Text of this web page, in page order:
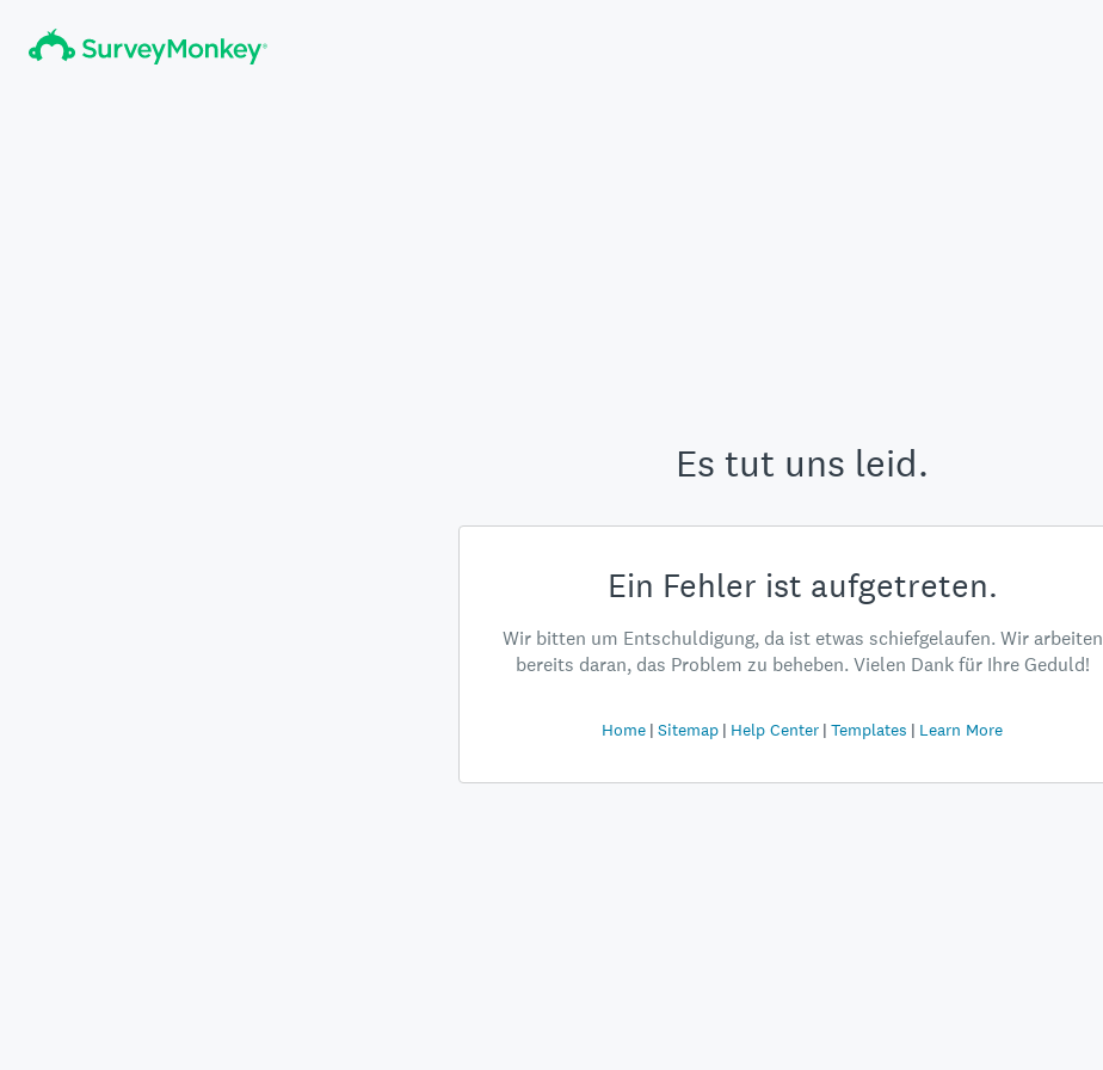
Es tut uns leid.
Ein Fehler ist aufgetreten.
Wir bitten um Entschuldigung, da ist etwas schiefgelaufen. Wir arbeiten
bereits daran, das Problem zu beheben. Vielen Dank für Ihre Geduld!
Home Sitemap Help Center Templates Learn More